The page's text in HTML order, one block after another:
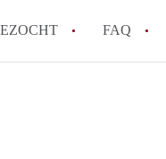
FAQ
Utrecht een kamer te vinden!